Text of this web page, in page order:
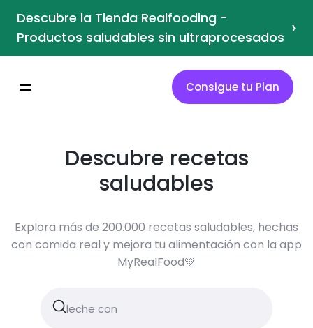
Descubre la Tienda Realfooding -
Productos saludables sin ultraprocesados ›
Consigue tu Plan
Descubre recetas
saludables
Explora más de 200.000 recetas saludables, hechas
con comida real y mejora tu alimentación con la app
MyRealFood💚